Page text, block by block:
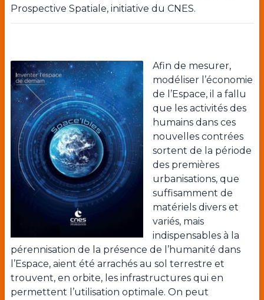
Prospective Spatiale, initiative du CNES.
Afin de mesurer,
modéliser l’économie
de l’Espace, il a fallu
que les activités des
humains dans ces
nouvelles contrées
sortent de la période
des premières
urbanisations, que
suffisamment de
matériels divers et
variés, mais
indispensables à la
pérennisation de la présence de l’humanité dans
l’Espace, aient été arrachés au sol terrestre et
trouvent, en orbite, les infrastructures qui en
permettent l’utilisation optimale. On peut